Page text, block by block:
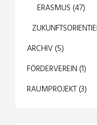
ERASMUS (47)
ARCHIV(5)
FÖRDERVEREIN (1)
RAUMPROJEKT(3)